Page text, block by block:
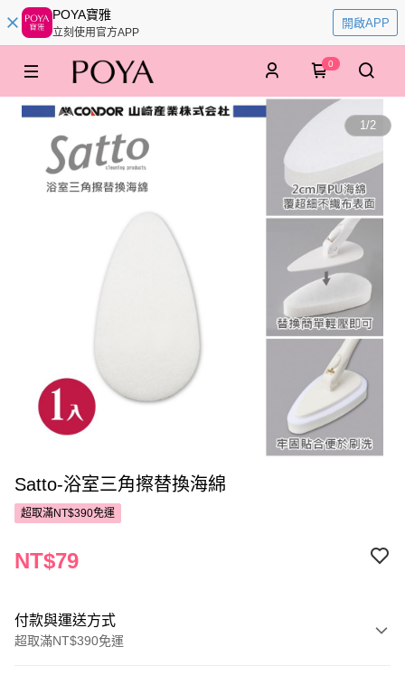
POYA寶雅
立刻使用官方APP
開啟APP
0
1/2
Satto-浴室三角擦替換海綿
超取滿NT$390免運
NT$79
付款與運送方式
超取滿NT$390免運